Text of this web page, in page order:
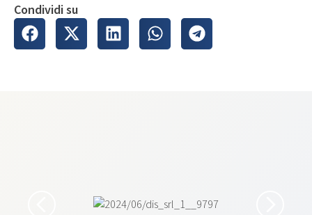
Condividi su